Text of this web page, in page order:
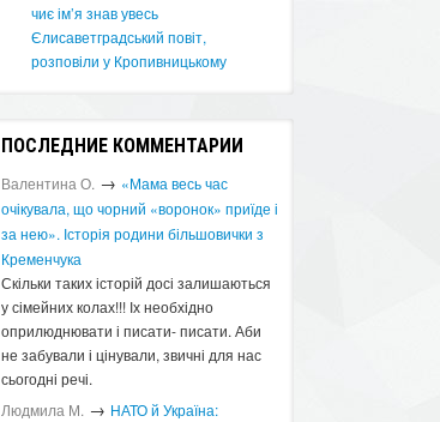
чиє ім’я знав увесь
Єлисаветградський повіт,
розповіли у Кропивницькому
ПОСЛЕДНИЕ КОММЕНТАРИИ
Валентина О. → «Мама весь час
очікувала, що чорний «воронок» приїде і
за нею». Історія родини більшовички з
Кременчука
Скільки таких історій досі залишаються
у сімейних колах!!! Іх необхідно
оприлюднювати і писати- писати. Аби
не забували і цінували, звичні для нас
сьогодні речі.
Людмила М. → ​НАТО й Україна: